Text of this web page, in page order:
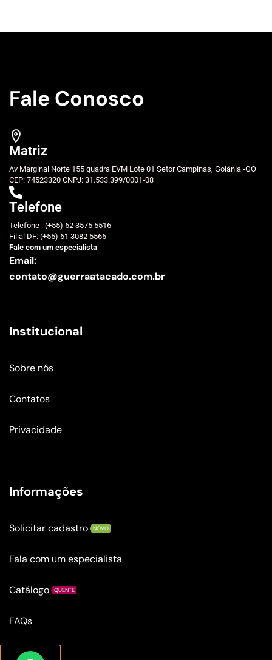
Fale Conosco
Matriz
Av Marginal Norte 155 quadra EVM Lote 01 Setor Campinas, Goiânia -GO
CEP: 74523320 CNPJ: 31.533.399/0001-08
Telefone
Telefone : (+55) 62 3575 5516
Filial DF: (+55) 61 3082 5566
Fale com um especialista
Email:
contato@guerraatacado.com.br
Institucional
Sobre nós
Contatos
Privacidade
Informações
Solicitar cadastro NOVO
Fala com um especialista
Catálogo QUENTE
FAQs